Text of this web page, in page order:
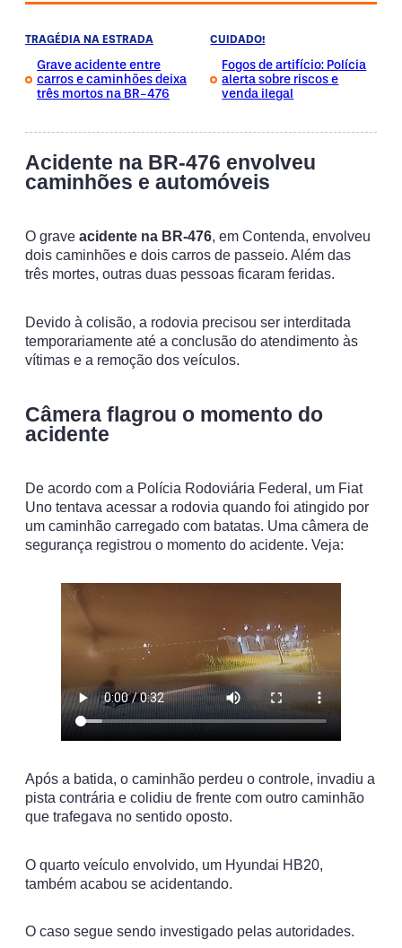
TRAGÉDIA NA ESTRADA
Grave acidente entre
carros e caminhões deixa
três mortos na BR-476
CUIDADO!
Fogos de artifício: Polícia
alerta sobre riscos e
venda ilegal
Acidente na BR-476 envolveu
caminhões e automóveis
O grave acidente na BR-476, em Contenda, envolveu
dois caminhões e dois carros de passeio. Além das
três mortes, outras duas pessoas ficaram feridas.
Devido à colisão, a rodovia precisou ser interditada
temporariamente até a conclusão do atendimento às
vítimas e a remoção dos veículos.
Câmera flagrou o momento do
acidente
De acordo com a Polícia Rodoviária Federal, um Fiat
Uno tentava acessar a rodovia quando foi atingido por
um caminhão carregado com batatas. Uma câmera de
segurança registrou o momento do acidente. Veja:
Após a batida, o caminhão perdeu o controle, invadiu a
pista contrária e colidiu de frente com outro caminhão
que trafegava no sentido oposto.
O quarto veículo envolvido, um Hyundai HB20,
também acabou se acidentando.
O caso segue sendo investigado pelas autoridades.